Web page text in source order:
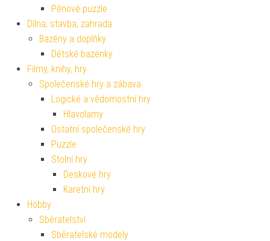
Pěnové puzzle
Dílna, stavba, zahrada
Bazény a doplňky
Dětské bazénky
Filmy, knihy, hry
Společenské hry a zábava
Logické a vědomostní hry
Hlavolamy
Ostatní společenské hry
Puzzle
Stolní hry
Deskové hry
Karetní hry
Hobby
Sběratelství
Sběratelské modely